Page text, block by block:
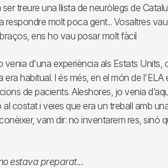
treure una llista de neuròlegs de
respondre molt poca gent... Vosaltres
ens ho vau posar molt fàcil
venia d'una experiència als Estats Units,
habitual. I és més, en el món de
de pacients. Aleshores, jo venia
costat i veies que era un treball amb
vam dir: no inventarem res, sinó
estava preparat...